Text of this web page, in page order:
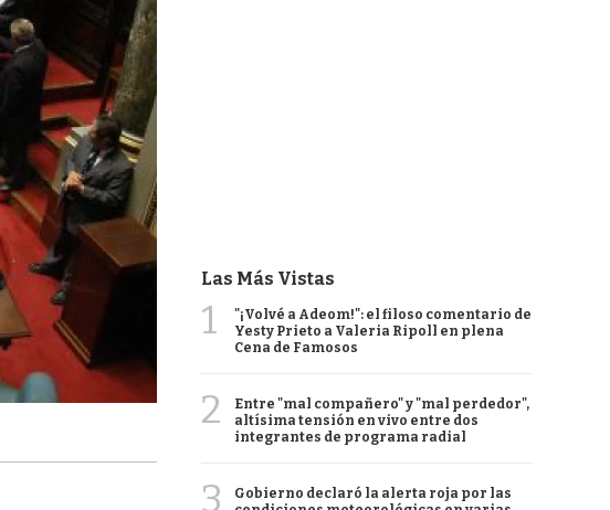
Las Más Vistas
1
"¡Volvé a Adeom!": el filoso comentario de
Yesty Prieto a Valeria Ripoll en plena
Cena de Famosos
2
Entre "mal compañero" y "mal perdedor",
altísima tensión en vivo entre dos
integrantes de programa radial
3
Gobierno declaró la alerta roja por las